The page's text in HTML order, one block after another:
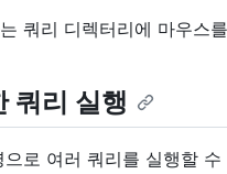
쿼리 디렉터리에 마우스
쿼리 실행
으로 여러 쿼리를 실행할 수